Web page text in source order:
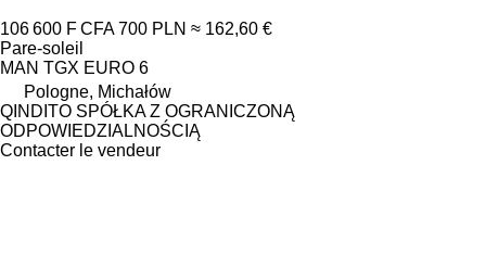
106 600 F CFA 700 PLN ≈ 162,60 €
Pare-soleil
MAN TGX EURO 6
Pologne, Michałów
QINDITO SPÓŁKA Z OGRANICZONĄ
ODPOWIEDZIALNOŚCIĄ
Contacter le vendeur